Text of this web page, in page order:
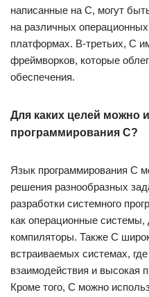
написанные на C, могут
на различных
платформах. В-третьих, C
фреймворков, которые
обеспечения.
Для каких целей можно
программирования C?
Язык программирования C
решения разнообразных
разработки системного
как операционные системы,
компиляторы. Также C
встраиваемых системах,
взаимодействия и высокая
Кроме того, C можно